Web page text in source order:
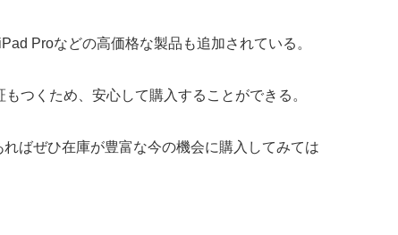
Proなどの高価格な製品も追加されている。
つくため、安心して購入することができる。
ばぜひ在庫が豊富な今の機会に購入してみては